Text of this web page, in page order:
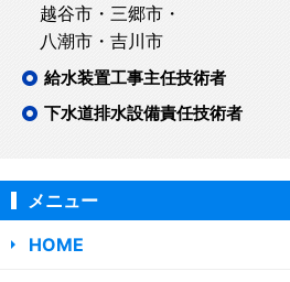
越谷市・三郷市・
八潮市・吉川市
給水装置工事主任技術者
下水道排水設備責任技術者
メニュー
HOME